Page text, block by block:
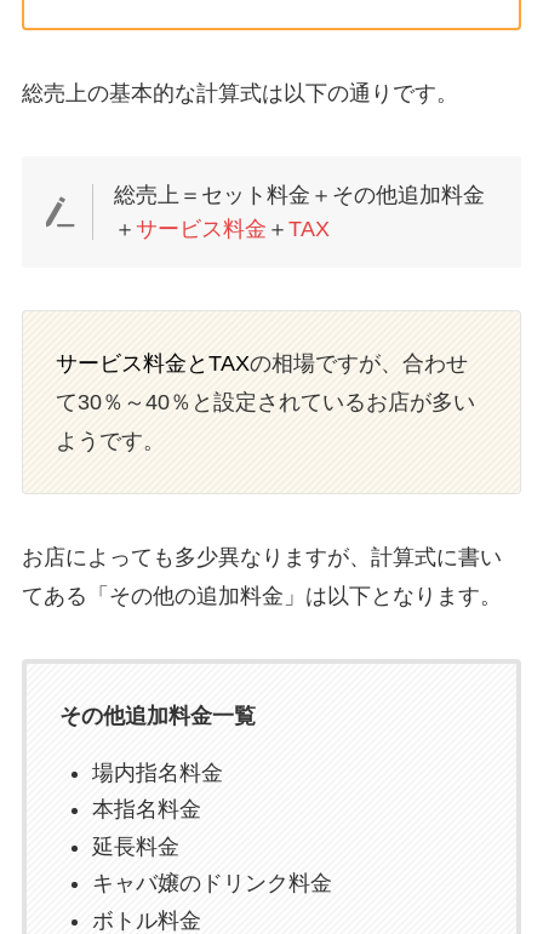
総売上の基本的な計算式は以下の通りです。
総売上＝セット料金＋その他追加料金
＋サービス料金 ＋TAX
サービス料金とTAXの相場ですが、合わせ
て30％～40％と設定されているお店が多い
ようです。
お店によっても多少異なりますが、計算式に書い
てある「その他の追加料金」は以下となります。
その他追加料金一覧
場内指名料金
本指名料金
延長料金
キャバ嬢のドリンク料金
ボトル料金